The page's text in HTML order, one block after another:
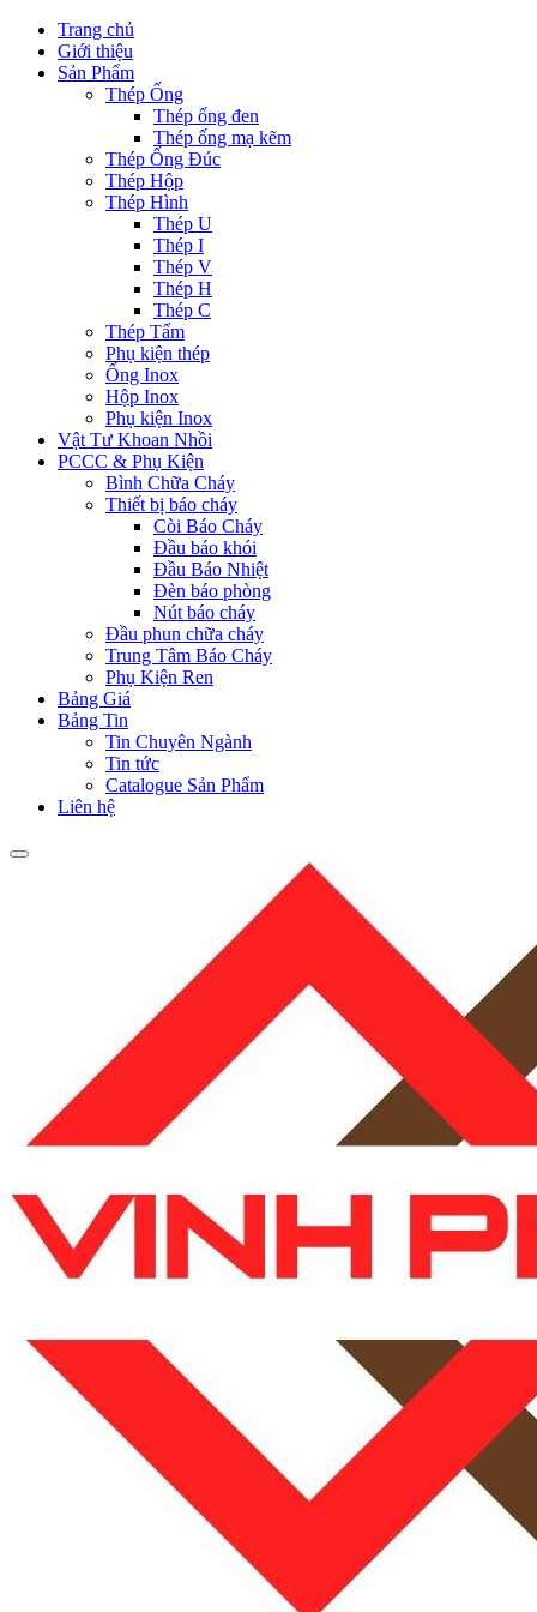
Trang chủ
Giới thiệu
Sản Phẩm
Thép Ống
Thép ống đen
Thép ống mạ kẽm
Thép Ống Đúc
Thép Hộp
Thép Hình
Thép U
Thép I
Thép V
Thép H
Thép C
Thép Tấm
Phụ kiện thép
Ống Inox
Hộp Inox
Phụ kiện Inox
Vật Tư Khoan Nhồi
PCCC & Phụ Kiện
Bình Chữa Cháy
Thiết bị báo cháy
Còi Báo Cháy
Đầu báo khói
Đầu Báo Nhiệt
Đèn báo phòng
Nút báo cháy
Đầu phun chữa cháy
Trung Tâm Báo Cháy
Phụ Kiện Ren
Bảng Giá
Bảng Tin
Tin Chuyên Ngành
Tin tức
Catalogue Sản Phẩm
Liên hệ